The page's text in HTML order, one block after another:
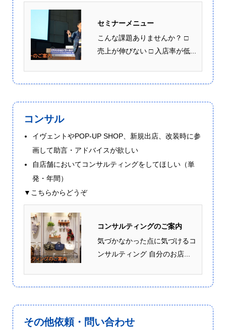
セミナーメニュー
こんな課題ありませんか？ □
売上が伸びない □ 入店率が低...
コンサル
イヴェントやPOP-UP SHOP、新規出店、改装時に参
画して助言・アドバイスが欲しい
自店舗においてコンサルティングをしてほしい（単
発・年間）
▼こちらからどうぞ
コンサルティングのご案内
気づかなかった点に気づけるコ
ンサルティング 自分のお店...
その他依頼・問い合わせ